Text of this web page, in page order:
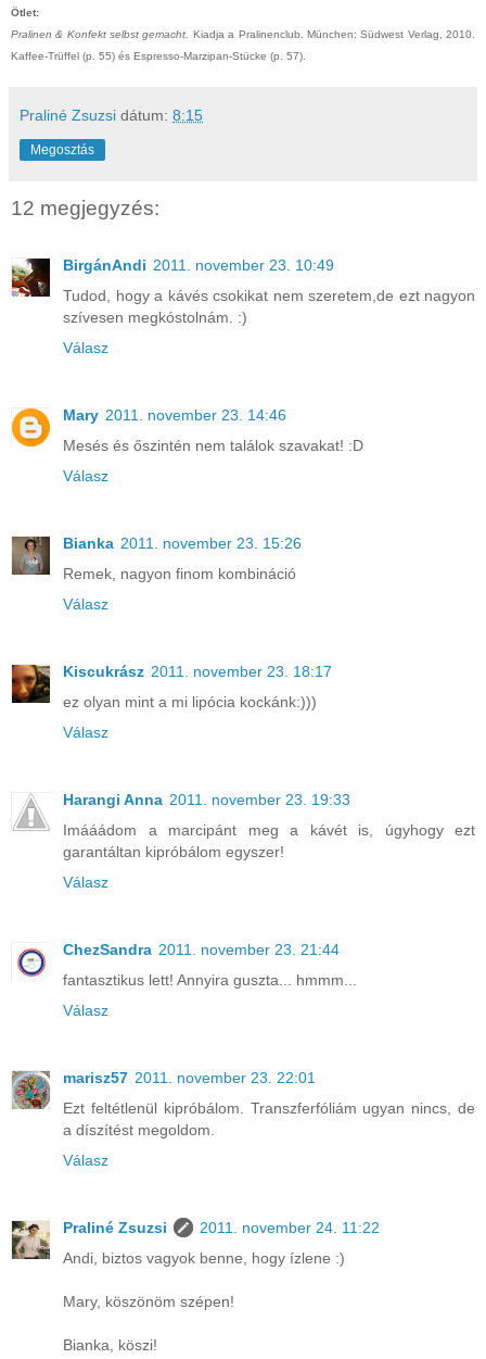
Ötlet:
Pralinen & Konfekt selbst gemacht. Kiadja a Pralinenclub. München: Südwest Verlag, 2010.
Kaffee-Trüffel (p. 55) és Espresso-Marzipan-Stücke (p. 57).
Praliné Zsuzsi dátum: 8:15
Megosztás
12 megjegyzés:
BirgánAndi 2011. november 23. 10:49
Tudod, hogy a kávés csokikat nem szeretem,de ezt nagyon
szívesen megkóstolnám. :)
Válasz
Mary 2011. november 23. 14:46
Mesés és őszintén nem találok szavakat! :D
Válasz
Bianka 2011. november 23. 15:26
Remek, nagyon finom kombináció
Válasz
Kiscukrász 2011. november 23. 18:17
ez olyan mint a mi lipócia kockánk:)))
Válasz
Harangi Anna 2011. november 23. 19:33
Imááádom a marcipánt meg a kávét is, úgyhogy ezt
garantáltan kipróbálom egyszer!
Válasz
ChezSandra 2011. november 23. 21:44
fantasztikus lett! Annyira guszta... hmmm...
Válasz
marisz57 2011. november 23. 22:01
Ezt feltétlenül kipróbálom. Transzferfóliám ugyan nincs, de
a díszítést megoldom.
Válasz
Praliné Zsuzsi
2011. november 24. 11:22
Andi, biztos vagyok benne, hogy ízlene :)
Mary, köszönöm szépen!
Bianka, köszi!